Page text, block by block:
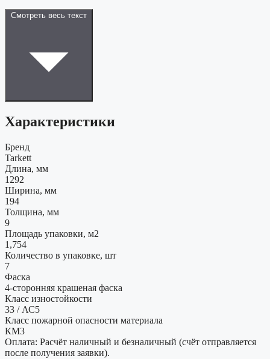
Смотреть весь текст
Характеристики
Бренд
Tarkett
Длина, мм
1292
Ширина, мм
194
Толщина, мм
9
Площадь упаковки, м2
1,754
Количество в упаковке, шт
7
Фаска
4-сторонняя крашеная фаска
Класс изностойкости
33 / АС5
Класс пожарной опасности материала
КМ3
Оплата: Расчёт наличный и безналичный (счёт отправляется
после получения заявки).